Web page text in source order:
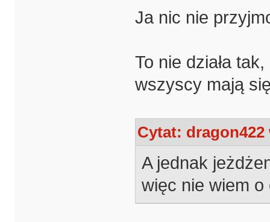
Ja nic nie
To nie działa
wszyscy mają
Cytat: dragon422
A jednak
więc nie wiem